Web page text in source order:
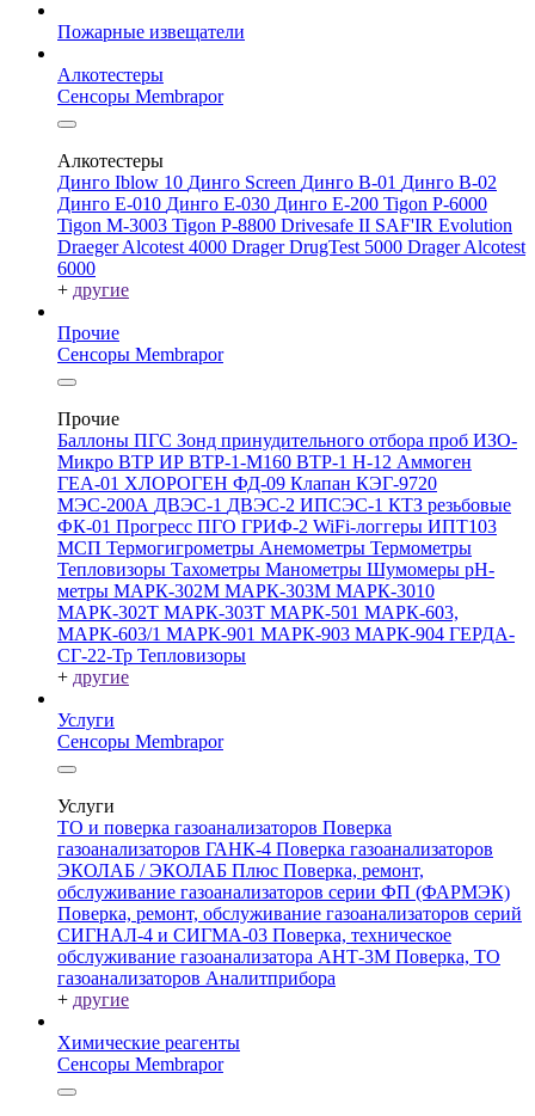
Пожарные извещатели
Алкотестеры
Сенсоры Membrapor
Алкотестеры
Динго Iblow 10 Динго Screen Динго В-01 Динго В-02
Динго Е-010 Динго Е-030 Динго Е-200 Tigon P-6000
Tigon M-3003 Tigon P-8800 Drivesafe II SAF'IR Evolution
Draeger Alcotest 4000 Drager DrugTest 5000 Drager Alcotest
6000
+ другие
Прочие
Сенсоры Membrapor
Прочие
Баллоны ПГС Зонд принудительного отбора проб ИЗО-
Микро ВТР ИР ВТР-1-М160 ВТР-1 Н-12 Аммоген
ГЕА-01 ХЛОРОГЕН ФД-09 Клапан КЭГ-9720
МЭС-200А ДВЭС-1 ДВЭС-2 ИПСЭС-1 КТЗ резьбовые
ФК-01 Прогресс ПГО ГРИФ-2 WiFi-логгеры ИПТ103
МСП Термогигрометры Анемометры Термометры
Тепловизоры Тахометры Манометры Шумомеры pH-
метры МАРК-302М МАРК-303М МАРК-3010
МАРК-302Т МАРК-303Т МАРК-501 МАРК-603,
МАРК-603/1 МАРК-901 МАРК-903 МАРК-904 ГЕРДА-
СГ-22-Тр Тепловизоры
+ другие
Услуги
Сенсоры Membrapor
Услуги
ТО и поверка газоанализаторов Поверка
газоанализаторов ГАНК-4 Поверка газоанализаторов
ЭКОЛАБ / ЭКОЛАБ Плюс Поверка, ремонт,
обслуживание газоанализаторов серии ФП (ФАРМЭК)
Поверка, ремонт, обслуживание газоанализаторов серий
СИГНАЛ-4 и СИГМА-03 Поверка, техническое
обслуживание газоанализатора АНТ-3М Поверка, ТО
газоанализаторов Аналитприбора
+ другие
Химические реагенты
Сенсоры Membrapor